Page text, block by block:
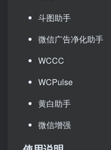
斗图助手
微信广告净化助手
WCCC
WCPulse
黄白助手
微信增强